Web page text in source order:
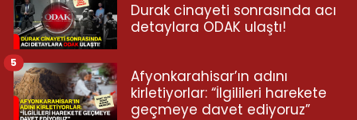
Durak cinayeti sonrasında acı
detaylara ODAK ulaştı!
Afyonkarahisar’ın adını
kirletiyorlar: “İlgilileri harekete
geçmeye davet ediyoruz”
5